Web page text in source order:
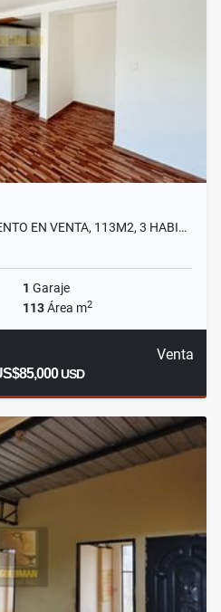
EN VENTA, 113M2, 3 HABI…
1 Garaje
113Área m2
Venta
USD